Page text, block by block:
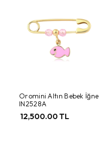
Oromini Altın Bebek İğne
IN2528A
12,500.00 TL